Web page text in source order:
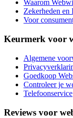
Waarom
Zekerheden en
Voor
Keurmerk voor
Algemene
Goedkoop
Controleer je
Telefoonservice
Reviews voor